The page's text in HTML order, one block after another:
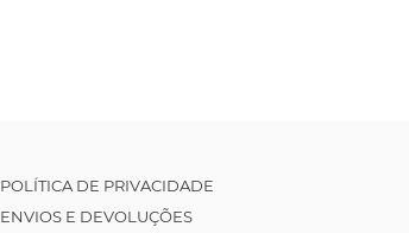
POLÍTICA DE PRIVACIDADE
ENVIOS E DEVOLUÇÕES